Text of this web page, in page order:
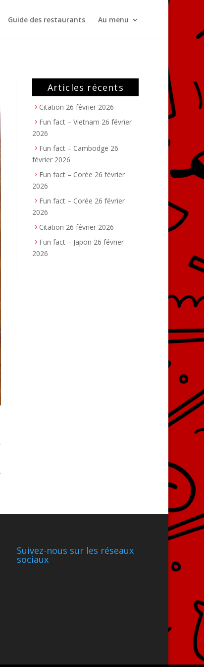
Guide des restaurants Au menu
Articles récents
Citation 26 février 2026
Fun fact – Vietnam 26 février
2026
Fun fact – Cambodge 26
février 2026
Fun fact – Corée 26 février
2026
Fun fact – Corée 26 février
2026
Citation 26 février 2026
Fun fact – Japon 26 février
2026
Suivez-nous sur les réseaux
sociaux